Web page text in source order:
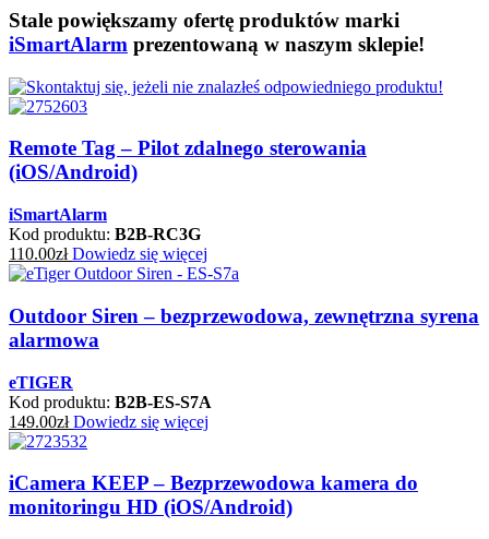
Stale powiększamy ofertę produktów marki
iSmartAlarm prezentowaną w naszym sklepie!
Remote Tag – Pilot zdalnego sterowania
(iOS/Android)
iSmartAlarm
Kod produktu: B2B-RC3G
110.00zł Dowiedz się więcej
Outdoor Siren – bezprzewodowa, zewnętrzna syrena
alarmowa
eTIGER
Kod produktu: B2B-ES-S7A
149.00zł Dowiedz się więcej
iCamera KEEP – Bezprzewodowa kamera do
monitoringu HD (iOS/Android)